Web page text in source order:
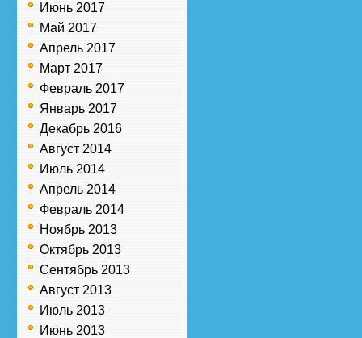
Июнь 2017
Май 2017
Апрель 2017
Март 2017
Февраль 2017
Январь 2017
Декабрь 2016
Август 2014
Июль 2014
Апрель 2014
Февраль 2014
Ноябрь 2013
Октябрь 2013
Сентябрь 2013
Август 2013
Июль 2013
Июнь 2013